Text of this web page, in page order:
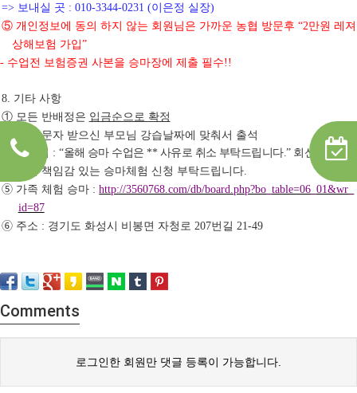
=> 보내실 곳 : 010-3344-0231 (이은정 실장)
⑤ 개인정보에 동의 하지 않는 회원님은 가까운 농협 방문후“2만원 레져
상해보험 가입”
- 수업전 보험증권 사본을 승마장에 제출 필수!!
8. 기타 사항
① 모든 반배정은 입금순으로 확정
확정 문자 받으신 부모님 강습날짜에 맞춰서 출석
③취소시 :“올해 승마 수업은** 사유로 취소 부탁드립니다.” 회신
부디 책임감 있는 승마체험 신청 부탁드립니다.
➄ 가족 체험 승마 :http://3560768.com/db/board.php?bo_table=06_01&wr_
id=87
➅ 주소 : 경기도 화성시 비봉면 자청로 207번길 21-49
Comments
로그인한 회원만 댓글 등록이 가능합니다.